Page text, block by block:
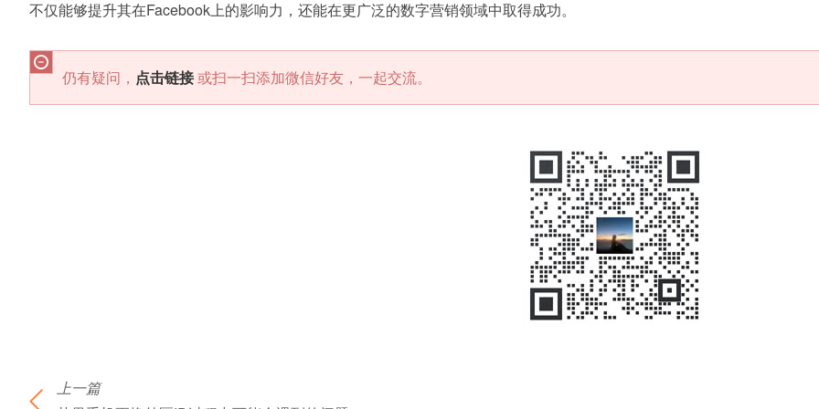
不仅能够提升其在Facebook上的影响力，还能在更广泛的数字营销领域中取得成功。
仍有疑问， 点击链接或扫一扫添加微信好友，一起交流。
上一篇